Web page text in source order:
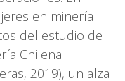
en minería
del estudio de
Chilena
2019), un alza